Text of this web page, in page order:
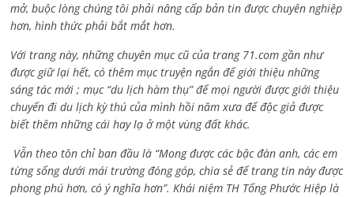
mở, buộc lòng chúng tôi phải nâng cấp bản tin được chuyên nghiệp
hơn, hình thức phải bắt mắt hơn.
Với trang này, những chuyên mục cũ của trang 71.com gần như
được giữ lại hết, có thêm mục truyện ngắn để giới thiệu những
sáng tác mới ; mục “du lịch hàm thụ” để mọi người được giới thiệu
chuyến đi du lịch kỳ thú của mình hồi năm xưa để độc giả được
biết thêm những cái hay lạ ở một vùng đất khác.
Vẫn theo tôn chỉ ban đầu là “Mong được các bậc đàn anh, các em
từng sống dưới mái trường đóng góp, chia sẻ để trang tin này được
phong phú hơn, có ý nghĩa hơn”. Khái niệm TH Tống Phước Hiệp là